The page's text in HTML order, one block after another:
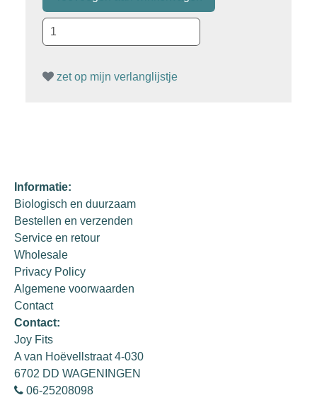
zet op mijn verlanglijstje
Informatie:
Biologisch en duurzaam
Bestellen en verzenden
Service en retour
Wholesale
Privacy Policy
Algemene voorwaarden
Contact
Contact:
Joy Fits
A van Hoëvellstraat 4-030
6702 DD WAGENINGEN
06-25208098